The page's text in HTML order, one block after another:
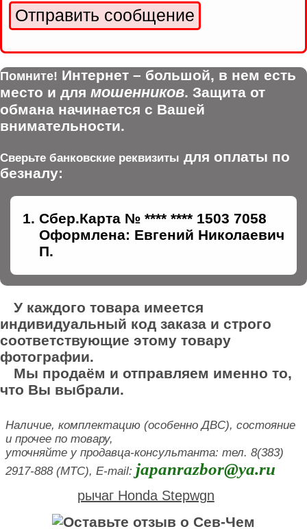
Помните! Интернет – большой, в нем есть
место и для мошенников. Защита от
обмана начинается с Вашей
внимательности.
Сверьте банковские реквизиты для оплаты по
безналу:
Сбер.Карта № **** **** 1503 7058
Оформлена: Евгений Николаевич
П.
У каждого товара имеется
индивидуальный код заказа и строго
соответствующие этому товару
фотографии.
Мы продаём и отправляем именно то,
что Вы выбрали.
Наличие, комплектацию (особенно ДВС), состояние
и прочее по товару,
уточняйте у продавца-консультанта: тел. 8(383)
2917-888 (МТС), E-mail: japanrazbor@ya.ru
рычаг Honda Stepwgn